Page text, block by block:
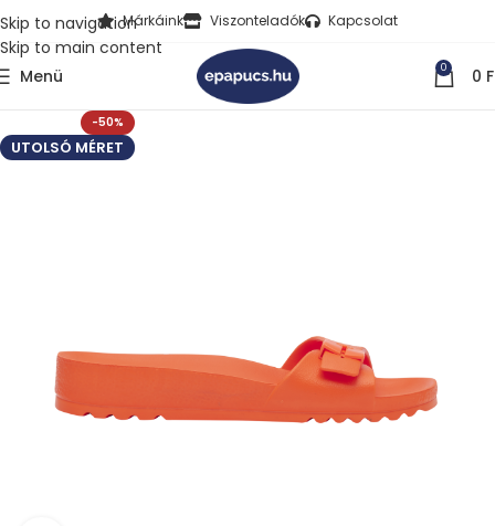
Skip to navigation
Skip to main content
Márkáink Viszonteladók Kapcsolat
Menü 0 0
-50%
UTOLSÓ MÉRET